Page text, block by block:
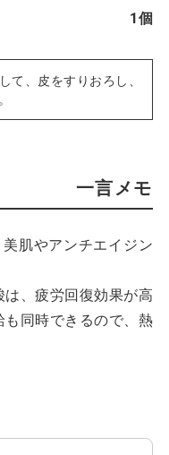
1個
て、皮をすりおろし、
一言メモ
肌やアンチエイジン
、疲労回復効果が高
も同時できるので、熱